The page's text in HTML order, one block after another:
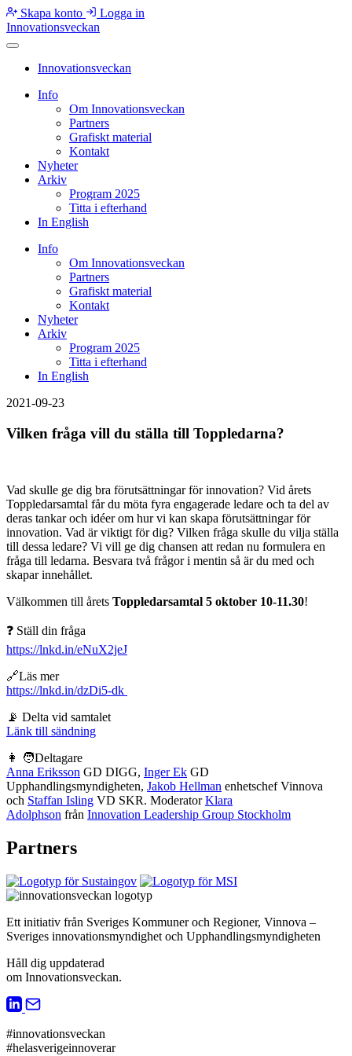
Skapa konto
Logga in
Innovationsveckan
Innovationsveckan
Info
Om Innovationsveckan
Partners
Grafiskt material
Kontakt
Nyheter
Arkiv
Program 2025
Titta i efterhand
In English
Info
Om Innovationsveckan
Partners
Grafiskt material
Kontakt
Nyheter
Arkiv
Program 2025
Titta i efterhand
In English
2021-09-23
Vilken fråga vill du ställa till Toppledarna?
Vad skulle ge dig bra förutsättningar för innovation? Vid årets
Toppledarsamtal får du möta fyra engagerade ledare och ta del av
deras tankar och idéer om hur vi kan skapa förutsättningar för
innovation. Vad är viktigt för dig? Vilken fråga skulle du vilja ställa
till dessa ledare? Vi vill ge dig chansen att redan nu formulera en
fråga till ledarna. Besvara två frågor i mentin så är du med och
skapar innehållet.
Välkommen till årets Toppledarsamtal 5 oktober 10-11.30!
❓ Ställ din fråga
https://lnkd.in/eNuX2jeJ
🔗Läs mer
https://lnkd.in/dzDi5-dk
📡 Delta vid samtalet
Länk till sändning
👩 🧑Deltagare
Anna Eriksson GD DIGG, Inger Ek GD
Upphandlingsmyndigheten, Jakob Hellman enhetschef Vinnova
och Staffan Isling VD SKR. ModeratorKlara
Adolphson från Innovation Leadership Group Stockholm
Partners
Ett initiativ från Sveriges Kommuner och Regioner, Vinnova –
Sveriges innovationsmyndighet och Upphandlingsmyndigheten
Håll dig uppdaterad
om Innovationsveckan.
#innovationsveckan
#helasverigeinnoverar